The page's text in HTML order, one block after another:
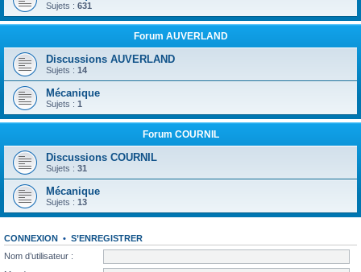
Sujets : 631
Forum AUVERLAND
Discussions AUVERLAND
Sujets : 14
Mécanique
Sujets : 1
Forum COURNIL
Discussions COURNIL
Sujets : 31
Mécanique
Sujets : 13
CONNEXION • S’ENREGISTRER
Nom d’utilisateur :